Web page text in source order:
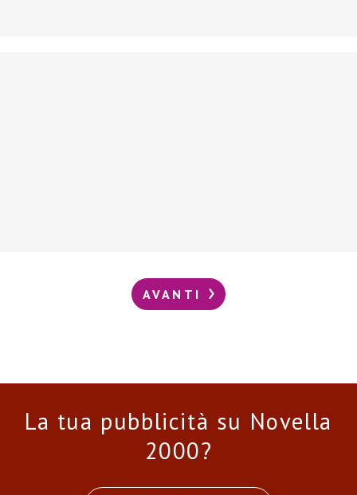
AVANTI
La tua pubblicità su Novella
2000?